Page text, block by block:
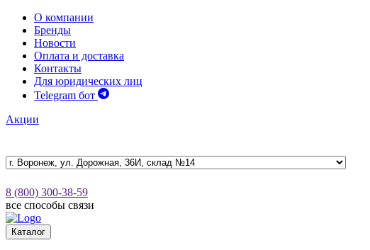
О компании
Бренды
Новости
Оплата и доставка
Контакты
Для юридических лиц
Telegram бот
Акции
8 (800) 300-38-59
все способы связи
Каталог